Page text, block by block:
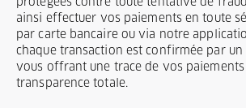
protégées contre toute tentative de
ainsi effectuer vos paiements en toute
par carte bancaire ou via notre
chaque transaction est confirmée par un
vous offrant une trace de vos
transparence totale.